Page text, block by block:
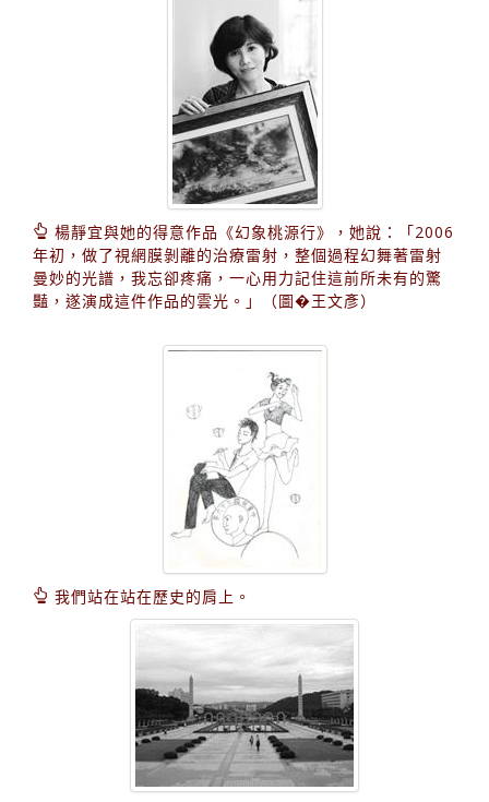
楊靜宜與她的得意作品《幻象桃源行》，她說：「2006
年初，做了視網膜剝離的治療雷射，整個過程幻舞著雷射
曼妙的光譜，我忘卻疼痛，一心用力記住這前所未有的驚
豔，遂演成這件作品的雲光。」（圖�王文彥）
我們站在站在歷史的肩上。